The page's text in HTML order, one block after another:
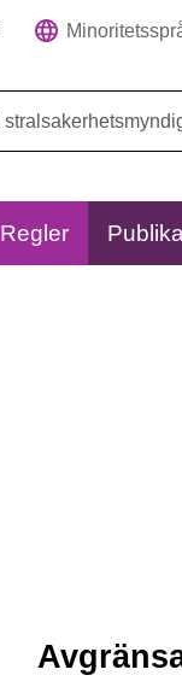
Regler